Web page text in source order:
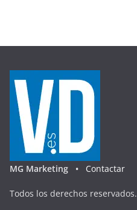
MG Marketing • Contactar
Todos los derechos reservados.